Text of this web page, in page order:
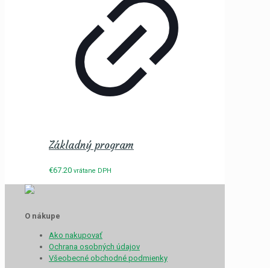
Základný program
€67.20 vrátane DPH
O nákupe
Ako nakupovať
Ochrana osobných údajov
Všeobecné obchodné podmienky